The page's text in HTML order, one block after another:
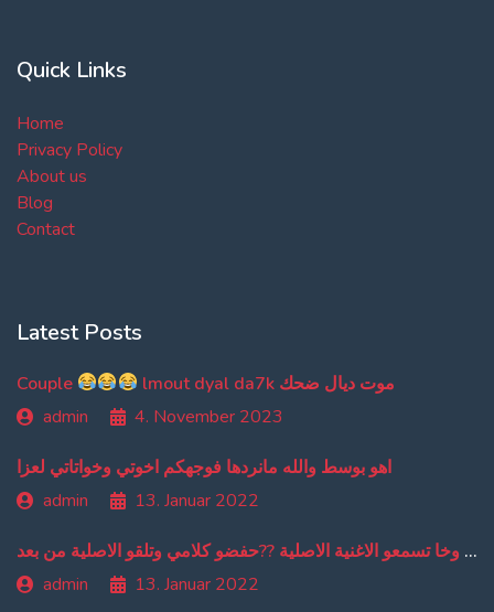
Quick Links
Home
Privacy Policy
About us
Blog
Contact
Latest Posts
Couple
lmout dyal da7k موت ديال ضحك
admin
4. November 2023
اهو بوسط والله مانردها فوجهكم اخوتي وخواتاتي لعزا
admin
13. Januar 2022
من دبا غادي تبقاو تسمعو ترجمة ديالي وخا تسمعو الاغنية الاصلية ??حفضو كلامي وتلقو الاصلية من بعد
admin
13. Januar 2022